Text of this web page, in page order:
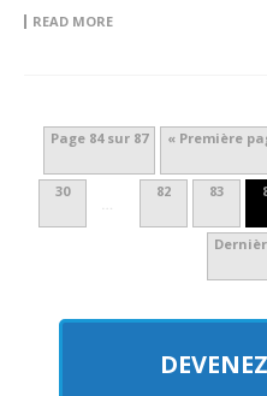
READ MORE
Page 84 sur 87 « Première
30
…
82 83